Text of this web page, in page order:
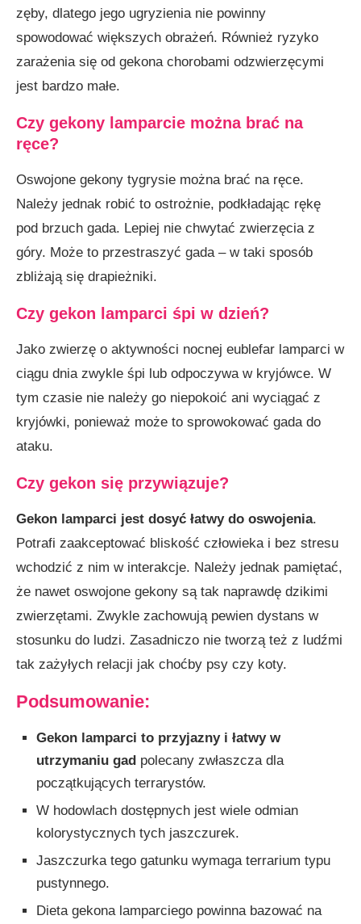
zęby, dlatego jego ugryzienia nie powinny
spowodować większych obrażeń. Również ryzyko
zarażenia się od gekona chorobami odzwierzęcymi
jest bardzo małe.
Czy gekony lamparcie można brać na
ręce?
Oswojone gekony tygrysie można brać na ręce.
Należy jednak robić to ostrożnie, podkładając rękę
pod brzuch gada. Lepiej nie chwytać zwierzęcia z
góry. Może to przestraszyć gada – w taki sposób
zbliżają się drapieżniki.
Czy gekon lamparci śpi w dzień?
Jako zwierzę o aktywności nocnej eublefar lamparci w
ciągu dnia zwykle śpi lub odpoczywa w kryjówce. W
tym czasie nie należy go niepokoić ani wyciągać z
kryjówki, ponieważ może to sprowokować gada do
ataku.
Czy gekon się przywiązuje?
Gekon lamparci jest dosyć łatwy do oswojenia.
Potrafi zaakceptować bliskość człowieka i bez stresu
wchodzić z nim w interakcje. Należy jednak pamiętać,
że nawet oswojone gekony są tak naprawdę dzikimi
zwierzętami. Zwykle zachowują pewien dystans w
stosunku do ludzi. Zasadniczo nie tworzą też z ludźmi
tak zażyłych relacji jak choćby psy czy koty.
Podsumowanie:
Gekon lamparci to przyjazny i łatwy w
utrzymaniu gad polecany zwłaszcza dla
początkujących terrarystów.
W hodowlach dostępnych jest wiele odmian
kolorystycznych tych jaszczurek.
Jaszczurka tego gatunku wymaga terrarium typu
pustynnego.
Dieta gekona lamparciego powinna bazować na